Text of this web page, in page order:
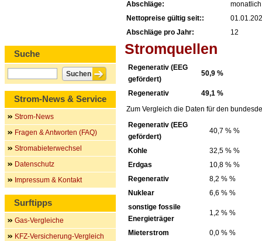
Abschläge:
monatlich
Nettopreise gültig seit::
Abschläge pro Jahr:
12
Stromquellen
Regenerativ (EEG
gefördert)
50,9 %
Regenerativ
49,1 %
Zum Vergleich die Daten für den
Regenerativ (EEG
gefördert)
40,7 % %
Kohle
32,5 % %
Erdgas
10,8 % %
Regenerativ
8,2 % %
Nuklear
6,6 % %
sonstige fossile
Energieträger
1,2 % %
Mieterstrom 0,0 % %
Suche
Strom-News & Service
Strom-News
Fragen & Antworten (FAQ)
Stromabieterwechsel
Datenschutz
Impressum & Kontakt
Surftipps
Gas-Vergleiche
KFZ-Versicherung-Vergleich